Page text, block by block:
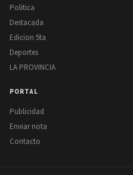
Politica
Destacada
Edicion 5ta
Deportes
LA PROVINCIA
PORTAL
Publicidad
Enviar nota
Contacto